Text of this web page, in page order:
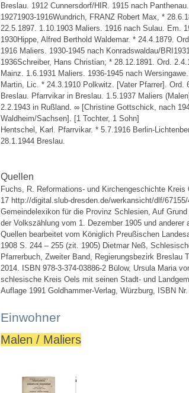
Breslau. 1912 Cunnersdorf/HIR. 1915 nach
19271903-1916Wundrich, FRANZ Robert Max, *
22.5.1897. 1.10.1903 Maliers. 1916 nach Sulau. Em.
1930Hippe, Alfred Berthold Waldemar. * 24.4.1879.
1916 Maliers. 1930-1945 nach Konradswaldau/
1936Schreiber, Hans Christian; * 28.12.1891. Ord.
Mainz. 1.6.1931 Maliers. 1936-1945 nach
Martin, Lic. * 24.3.1910 Polkwitz. [Vater Pfarrer]. Ord.
Breslau. Pfarrvikar in Breslau. 1.5.1937 Maliers
2.2.1943 in Rußland. ∞ [Christine Gottschick, nach
Waldheim/Sachsen]. [1 Tochter, 1 Sohn]
Hentschel, Karl. Pfarrvikar. * 5.7.1916 Berlin-
28.1.1944 Breslau.
Quellen
Fuchs, R. Reformations- und Kirchengeschichte Kreis
17 http://digital.slub-dresden.de/werkansicht/dlf/
Gemeindelexikon für die Provinz Schlesien, Auf
der Volkszählung vom 1. Dezember 1905 und anderer
Quellen bearbeitet vom Königlich Preußischen
1908 S. 244 – 255 (zit. 1905) Dietmar Neß,
Pfarrerbuch, Zweiter Band, Regierungsbezirk Breslau
2014. ISBN 978-3-374-03886-2 Bülow, Ursula Maria
schlesische Kreis Oels mit seinen Stadt- und
Auflage 1991 Goldhammer-Verlag, Würzburg, ISBN Nr.
Einwohner
Malen / Maliers